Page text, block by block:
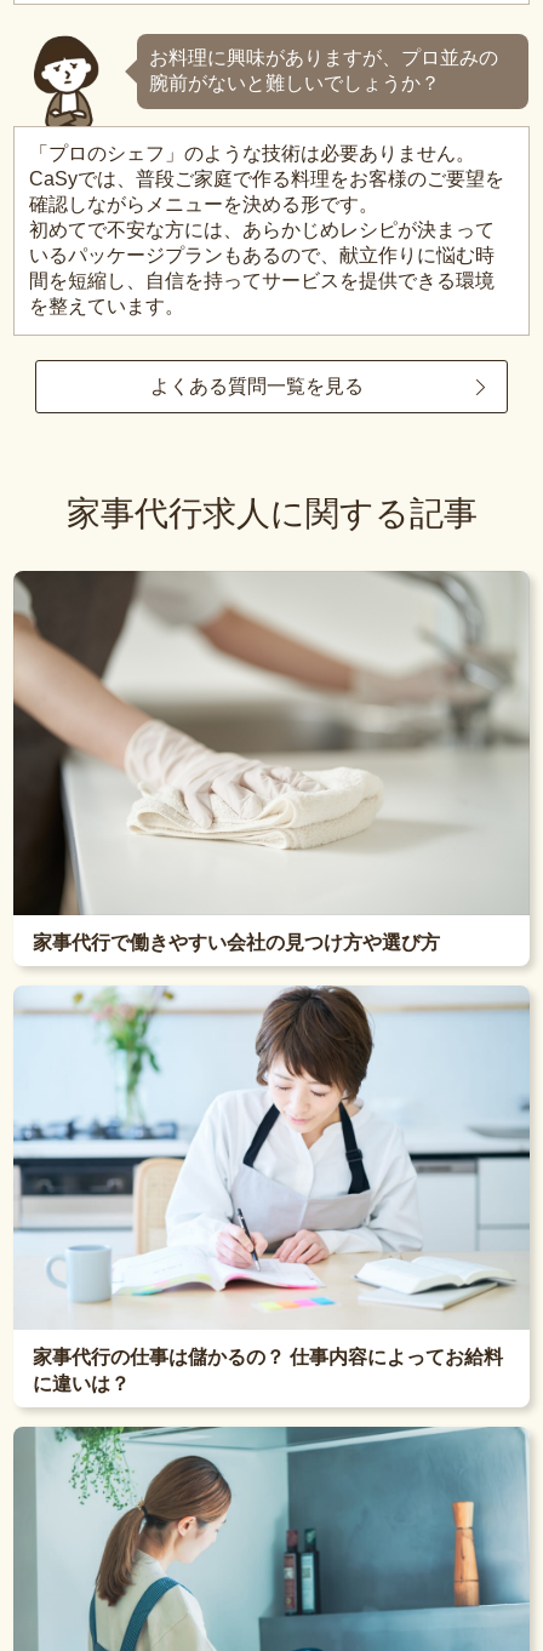
お料理に興味がありますが、プロ並みの
腕前がないと難しいでしょうか？
「プロのシェフ」のような技術は必要ありません。
CaSyでは、普段ご家庭で作る料理をお客様のご要望を
確認しながらメニューを決める形です。
初めてで不安な方には、あらかじめレシピが決まって
いるパッケージプランもあるので、献立作りに悩む時
間を短縮し、自信を持ってサービスを提供できる環境
を整えています。
よくある質問一覧を見る
家事代行求人に関する記事
家事代行で働きやすい会社の見つけ方や選び方
家事代行の仕事は儲かるの？ 仕事内容によってお給料
に違いは？